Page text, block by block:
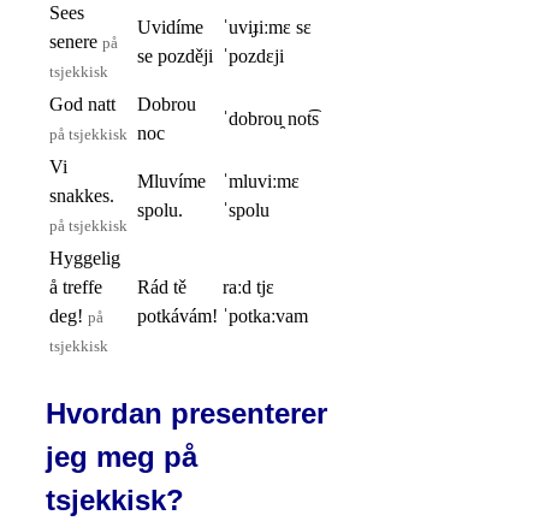
Sees
senere på
tsjekkisk
Uvidíme
se později
ˈuviɟiːmɛ sɛ
ˈpozdɛji
God natt
på tsjekkisk
Dobrou
noc
ˈdobrou̯ not͡s
Vi
snakkes.
på tsjekkisk
Mluvíme
spolu.
ˈmluviːmɛ
ˈspolu
Hyggelig
å treffe
deg! på
tsjekkisk
Rád tě
potkávám!
raːd tjɛ
ˈpotkaːvam
Hvordan presenterer
jeg meg på
tsjekkisk?